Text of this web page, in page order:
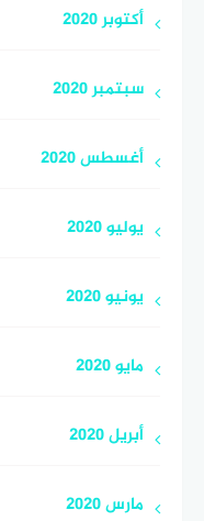
أكتوبر 2020
سبتمبر 2020
أغسطس 2020
يوليو 2020
يونيو 2020
مايو 2020
أبريل 2020
مارس 2020